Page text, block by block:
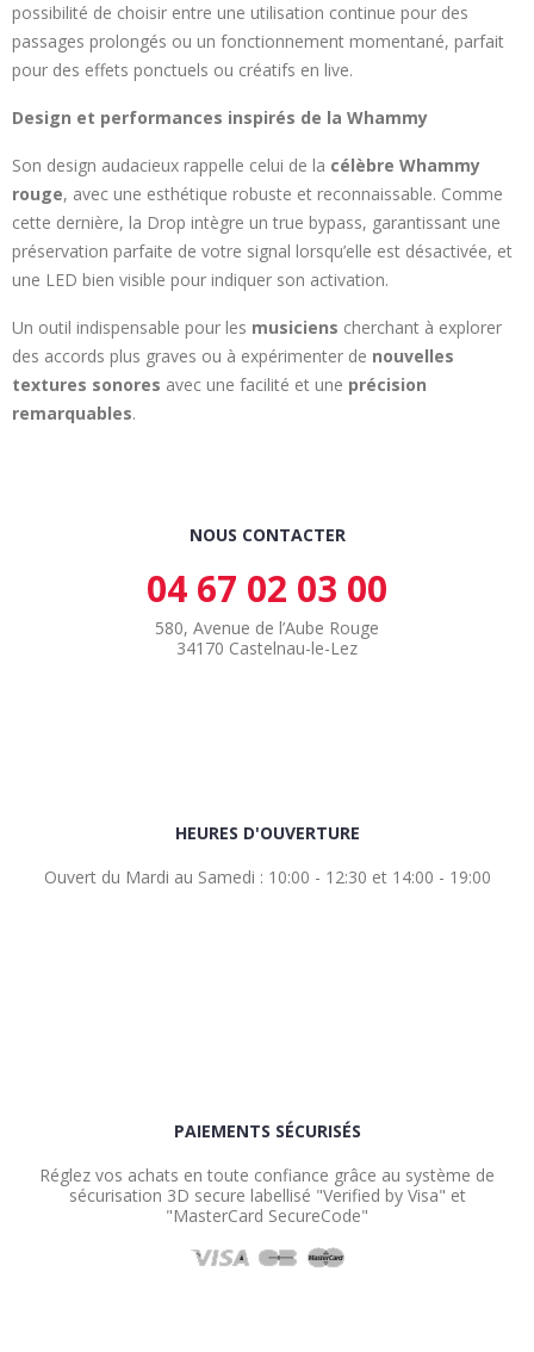
possibilité de choisir entre une utilisation continue pour des
passages prolongés ou un fonctionnement momentané, parfait
pour des effets ponctuels ou créatifs en live.
Design et performances inspirés de la Whammy
Son design audacieux rappelle celui de la célèbre Whammy
rouge, avec une esthétique robuste et reconnaissable. Comme
cette dernière, la Drop intègre un true bypass, garantissant une
préservation parfaite de votre signal lorsqu’elle est désactivée, et
une LED bien visible pour indiquer son activation.
Un outil indispensable pour les musiciens cherchant à explorer
des accords plus graves ou à expérimenter de nouvelles
textures sonores avec une facilité et une précision
remarquables.
NOUS CONTACTER
04 67 02 03 00
580, Avenue de l’Aube Rouge
34170 Castelnau-le-Lez
HEURES D'OUVERTURE
Ouvert du Mardi au Samedi : 10:00 - 12:30 et 14:00 - 19:00
PAIEMENTS SÉCURISÉS
Réglez vos achats en toute confiance grâce au système de
sécurisation 3D secure labellisé "Verified by Visa" et
"MasterCard SecureCode"